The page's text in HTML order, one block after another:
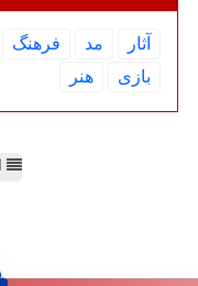
آثار مد فرهنگ
بازی
هنر